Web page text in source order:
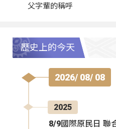
父字輩的稱呼
歷史上的今天
2026/ 08/ 08
2025
8/9國際原民日 聯